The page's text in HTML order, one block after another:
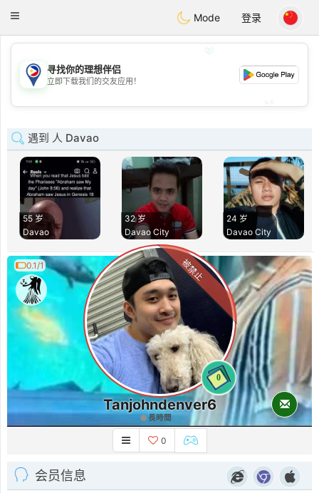
PhilippinesChat
Toggle
Mode 登录
💖
💕
寻找你的理想伴侣
立即下载我们的交友应用！
遇到 人 Davao
55 岁
Davao
32 岁
Davao City
24 岁
Davao City
0.1/1
0
被禁止
Tanjohndenver6
長時間
0
会员信息